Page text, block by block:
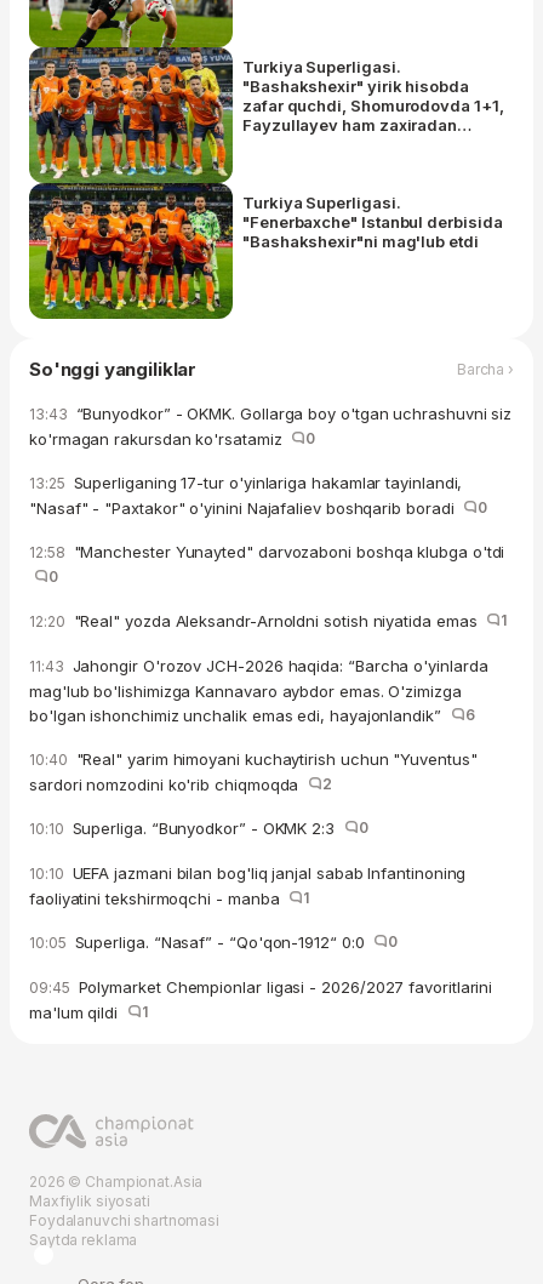
Turkiya Superligasi.
"Bashakshexir" yirik hisobda
zafar quchdi, Shomurodovda 1+1,
Fayzullayev ham zaxiradan
Turkiya Superligasi.
"Fenerbaxche" Istanbul derbisida
"Bashakshexir"ni mag'lub etdi
So'nggi yangiliklar Barcha ›
13:43 “Bunyodkor” - OKMK. Gollarga boy o'tgan uchrashuvni siz
ko'rmagan rakursdan ko'rsatamiz
0
13:25 Superliganing 17-tur o'yinlariga hakamlar tayinlandi,
"Nasaf" - "Paxtakor" o'yinini Najafaliev boshqarib boradi
0
12:58 "Manchester Yunayted" darvozaboni boshqa klubga o'tdi
0
12:20 "Real" yozda Aleksandr-Arnoldni sotish niyatida emas 1
11:43 Jahongir O'rozov JCH-2026 haqida: “Barcha o'yinlarda
mag'lub bo'lishimizga Kannavaro aybdor emas. O'zimizga
bo'lgan ishonchimiz unchalik emas edi, hayajonlandik”
6
10:40 "Real" yarim himoyani kuchaytirish uchun "Yuventus"
sardori nomzodini ko'rib chiqmoqda
2
10:10 Superliga. “Bunyodkor” - OKMK 2:3 0
10:10 UEFA jazmani bilan bog'liq janjal sabab Infantinoning
faoliyatini tekshirmoqchi - manba
1
10:05 Superliga. “Nasaf” - “Qo'qon-1912“ 0:0 0
09:45 Polymarket Chempionlar ligasi - 2026/2027 favoritlarini
ma'lum qildi
1
2026 © Championat.Asia
Maxfiylik siyosati
Foydalanuvchi shartnomasi
Saytda reklama